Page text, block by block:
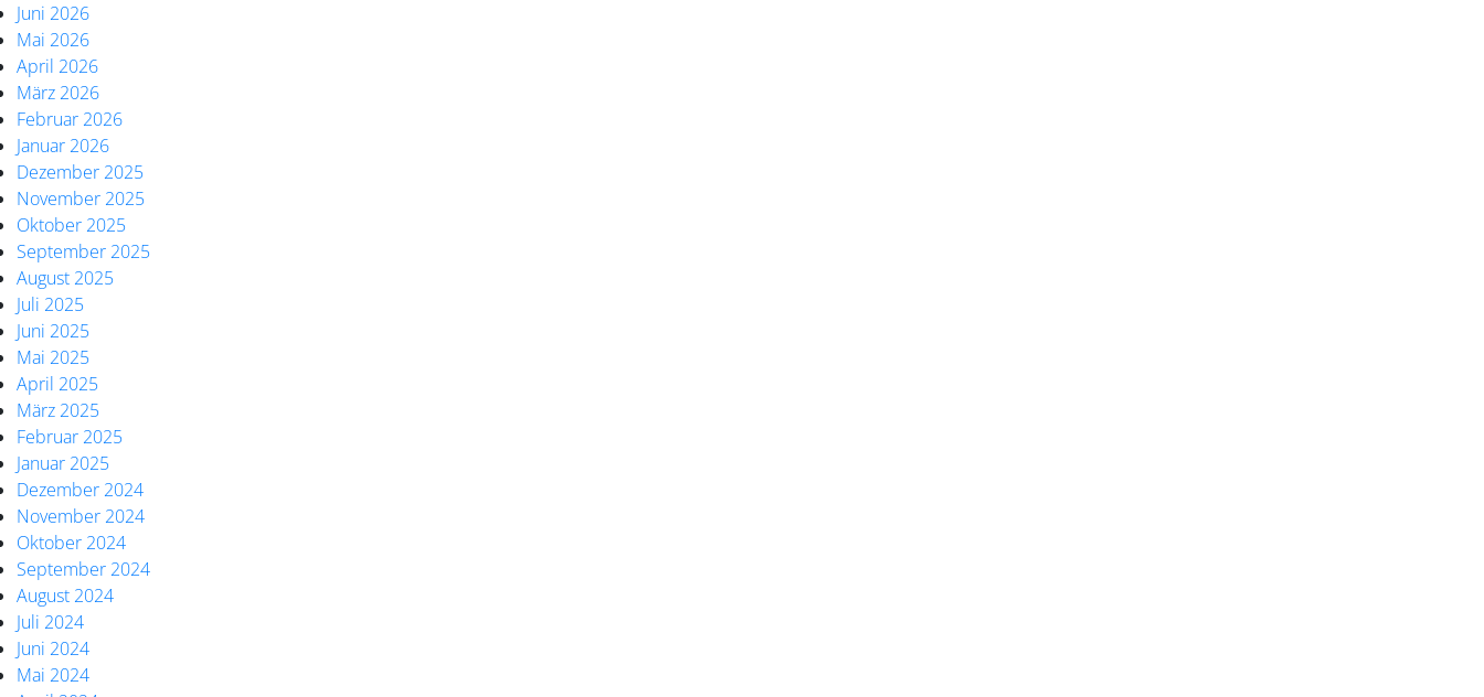
Juni 2026
Mai 2026
April 2026
März 2026
Februar 2026
Januar 2026
Dezember 2025
November 2025
Oktober 2025
September 2025
August 2025
Juli 2025
Juni 2025
Mai 2025
April 2025
März 2025
Februar 2025
Januar 2025
Dezember 2024
November 2024
Oktober 2024
September 2024
August 2024
Juli 2024
Juni 2024
Mai 2024